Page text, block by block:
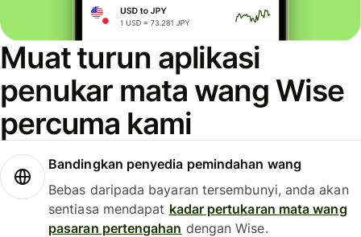
Muat turun aplikasi
penukar mata wang Wise
percuma kami
Bandingkan penyedia pemindahan wang
Bebas daripada bayaran tersembunyi, anda akan
sentiasa mendapat kadar pertukaran mata wang
pasaran pertengahan dengan Wise.